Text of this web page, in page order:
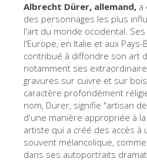
Réserver
Visite virtuelle
Les Oeuvres
Les Salles
Les Artistes
Les nouvelles
Les autres
Albrecht Dürer, allemand, a
des personnages les plus
l'art du monde occidental.
l'Europe, en Italie et aux
contribué à diffondre son art
notamment ses
gravures sur cuivre et sur
caractère profondément
nom, Dürer, signifie "artisan
d'une manière appropriée à
artiste qui a créé des accès à
souvent mélancolique,
dans ses autoportraits